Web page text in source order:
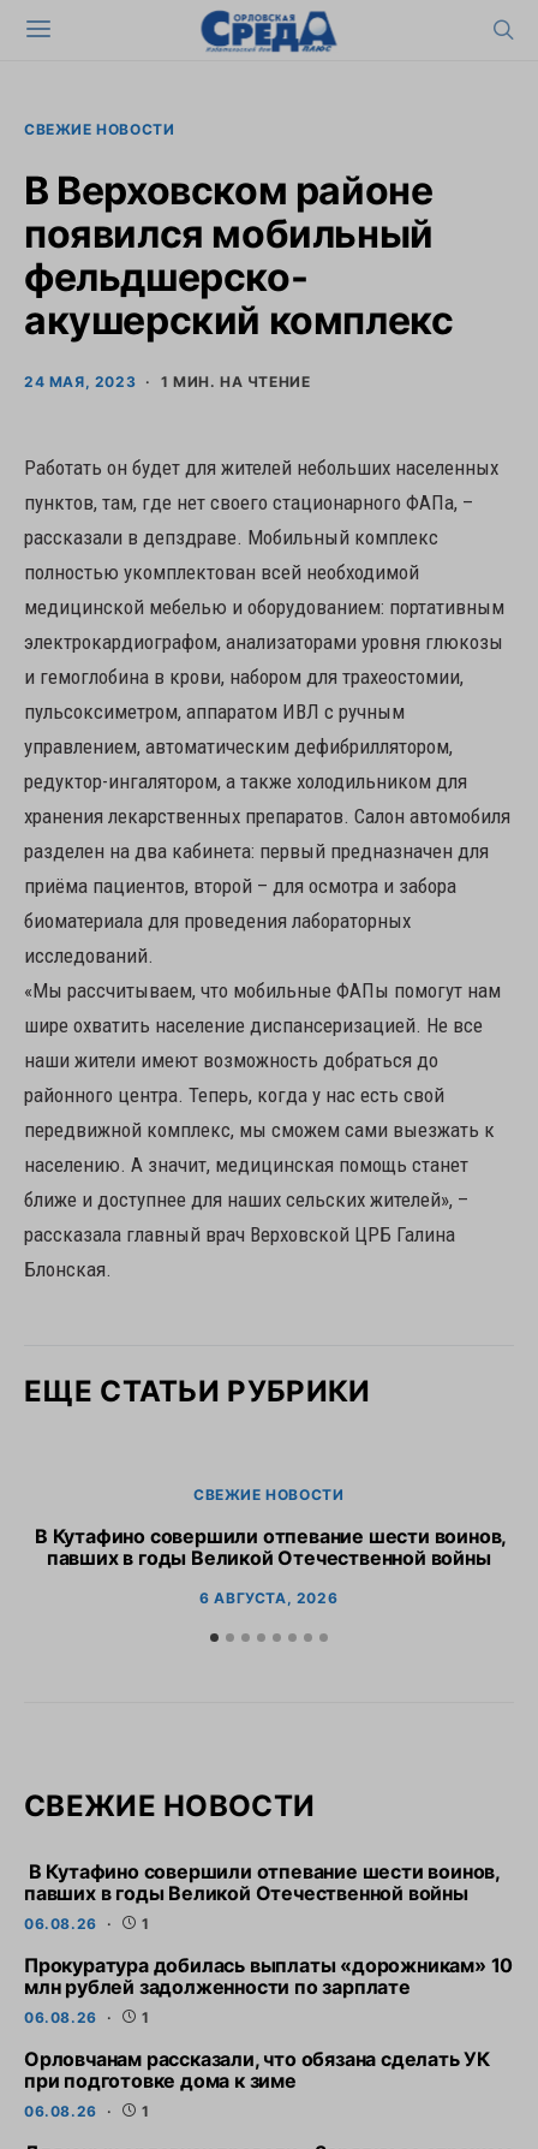
СВЕЖИЕ НОВОСТИ
В Верховском районе
появился мобильный
фельдшерско-
акушерский комплекс
24 МАЯ, 2023 1 МИН. НА ЧТЕНИЕ
Работать он будет для жителей небольших населенных
пунктов, там, где нет своего стационарного ФАПа, –
рассказали в депздраве. Мобильный комплекс
полностью укомплектован всей необходимой
медицинской мебелью и оборудованием: портативным
электрокардиографом, анализаторами уровня глюкозы
и гемоглобина в крови, набором для трахеостомии,
пульсоксиметром, аппаратом ИВЛ с ручным
управлением, автоматическим дефибриллятором,
редуктор-ингалятором, а также холодильником для
хранения лекарственных препаратов. Салон автомобиля
разделен на два кабинета: первый предназначен для
приёма пациентов, второй – для осмотра и забора
биоматериала для проведения лабораторных
исследований.
«Мы рассчитываем, что мобильные ФАПы помогут нам
шире охватить население диспансеризацией. Не все
наши жители имеют возможность добраться до
районного центра. Теперь, когда у нас есть свой
передвижной комплекс, мы сможем сами выезжать к
населению. А значит, медицинская помощь станет
ближе и доступнее для наших сельских жителей», –
рассказала главный врач Верховской ЦРБ Галина
Блонская.
ЕЩЕ СТАТЬИ РУБРИКИ
СВЕЖИЕ НОВОСТИ
В Кутафино совершили отпевание шести воинов,
павших в годы Великой Отечественной войны
6 АВГУСТА, 2026
СВЕЖИЕ НОВОСТИ
В Кутафино совершили отпевание шести воинов,
павших в годы Великой Отечественной войны
06.08.26 1
Прокуратура добилась выплаты «дорожникам» 10
млн рублей задолженности по зарплате
06.08.26 1
Орловчанам рассказали, что обязана сделать УК
при подготовке дома к зиме
06.08.26 1